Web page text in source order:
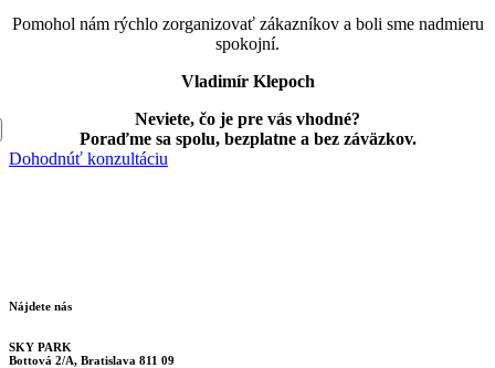
Pomohol nám rýchlo zorganizovať zákazníkov a boli sme nadmieru
spokojní.
Vladimír Klepoch
Neviete, čo je pre vás vhodné?
Poraďme sa spolu, bezplatne a bez záväzkov.
Dohodnúť konzultáciu
Nájdete nás
SKY PARK
Bottová 2/A, Bratislava 811 09